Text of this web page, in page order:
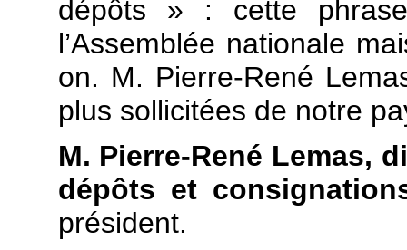
dépôts » : cette
l’Assemblée nationale
on. M. Pierre-René
plus sollicitées de notre
M. Pierre-René Lemas,
dépôts et
président.